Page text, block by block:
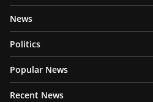
News
Politics
Popular News
Recent News